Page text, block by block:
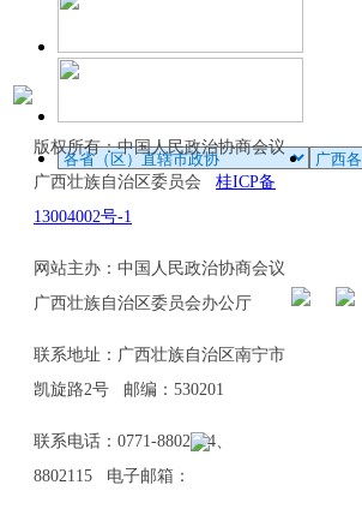
版权所有：中国人民政治协商会议
广西壮族自治区委员会 桂ICP备
13004002号-1
网站主办：中国人民政治协商会议
广西壮族自治区委员会办公厅
联系地址：广西壮族自治区南宁市
凯旋路2号 邮编：530201
联系电话：0771-8802114、
8802115 电子邮箱：